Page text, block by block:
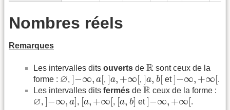
Nombres réels
Remarques
Les intervalles dits ouverts de R
R sont ceux de la
forme : ∅
∅, ]−∞, a[
]−∞ ,a[ , ]a, +∞[
]a, +∞[ , ]a, b[
]a, b[ et]−∞, +∞[
]−∞, +∞ [
.
Les intervalles dits fermés de R
R ceux de la forme :
∅
∅, ]−∞, a]
] −∞,a] , [a, +∞[
[a,+∞[ , [a, b]
[a,b] et]−∞, +∞[
]−∞,+ ∞[ .